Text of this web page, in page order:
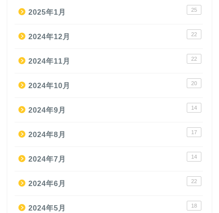
2025年1月 25
2024年12月 22
2024年11月 22
2024年10月 20
2024年9月 14
2024年8月 17
2024年7月 14
2024年6月 22
2024年5月 18